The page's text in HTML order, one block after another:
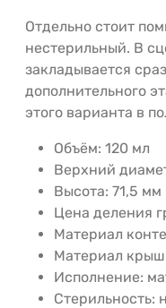
Отдельно стоит
нестерильный. В
закладывается
дополнительного
этого варианта в
Объём: 120 мл
Верхний
Высота: 71,5 мм
Цена деления
Материал
Материал
Исполнение:
Стерильность: